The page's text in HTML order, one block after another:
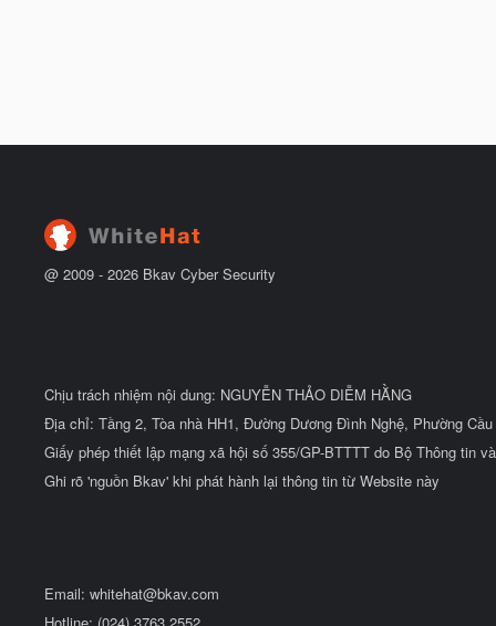
@ 2009 - 2026 Bkav Cyber Security
Chịu trách nhiệm nội dung: NGUYỄN THẢO DIỄM HẰNG
Địa chỉ: Tầng 2, Tòa nhà HH1, Đường Dương Đình Nghệ, Phường
Giấy phép thiết lập mạng xã hội số 355/GP-BTTTT do Bộ Thông tin
Ghi rõ 'nguồn Bkav' khi phát hành lại thông tin từ Website này
Email: whitehat@bkav.com